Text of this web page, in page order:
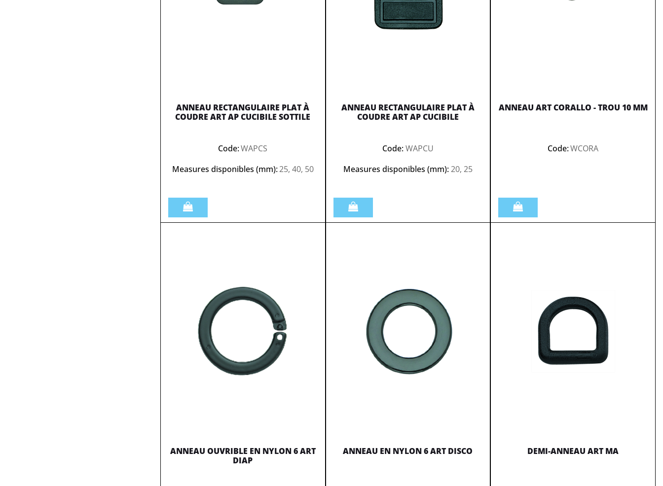
ANNEAU RECTANGULAIRE PLAT À
COUDRE ART AP CUCIBILE SOTTILE
Code:WAPCS
Measures disponibles (mm):25, 40, 50
Quantità
ANNEAU RECTANGULAIRE PLAT À
COUDRE ART AP CUCIBILE
Code:WAPCU
Measures disponibles (mm):20, 25
Quantità
ANNEAU ART CORALLO - TROU 10 MM
Code:WCORA
Quantità
ANNEAU OUVRIBLE EN NYLON 6 ART
DIAP
ANNEAU EN NYLON 6 ART DISCO DEMI-ANNEAU ART MA